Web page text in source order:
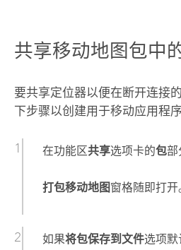
共享移动地图包中
要共享定位器以便在断开连接
下步骤以创建用于移动应用程
在功能区共享选项卡的包部
打包移动地图窗格随即打开
如果将包保存到文件选项默